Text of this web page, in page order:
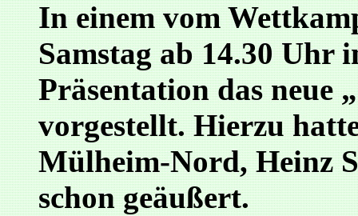
In einem vom
Samstag ab 14.30 Uhr
Präsentation das neue
vorgestellt. Hierzu
Mülheim-Nord, Heinz
schon geäußert.